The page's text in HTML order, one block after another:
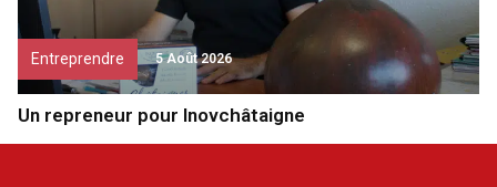
Entreprendre 5 Août 2026
Un repreneur pour Inovchâtaigne